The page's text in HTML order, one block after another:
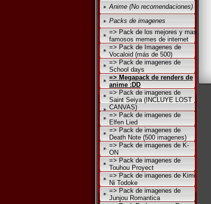
Anime (No recomendaciones)
Packs de imagenes
=> Pack de los mejores y mas
famosos memes de internet
=> Pack de Imagenes de
Vocaloid (más de 500)
=> Pack de imagenes de
School days
=> Megapack de renders de
anime :DD
=> Pack de imagenes de
Saint Seiya (INCLUYE LOST
CANVAS)
=> Pack de imagenes de
Elfen Lied
=> Pack de imagenes de
Death Note (500 imagenes)
=> Pack de imagenes de K-
ON
=> Pack de imagenes de
Touhou Proyect
=> Pack de imagenes de Kimi
Ni Todoke
=> Pack de imagenes de
Junjou Romantica